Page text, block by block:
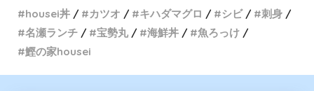
housei丼
カツオ キハダマグロ シビ
刺身
名瀬ランチ
宝勢丸 海鮮丼
魚ろっけ
鰹の家housei